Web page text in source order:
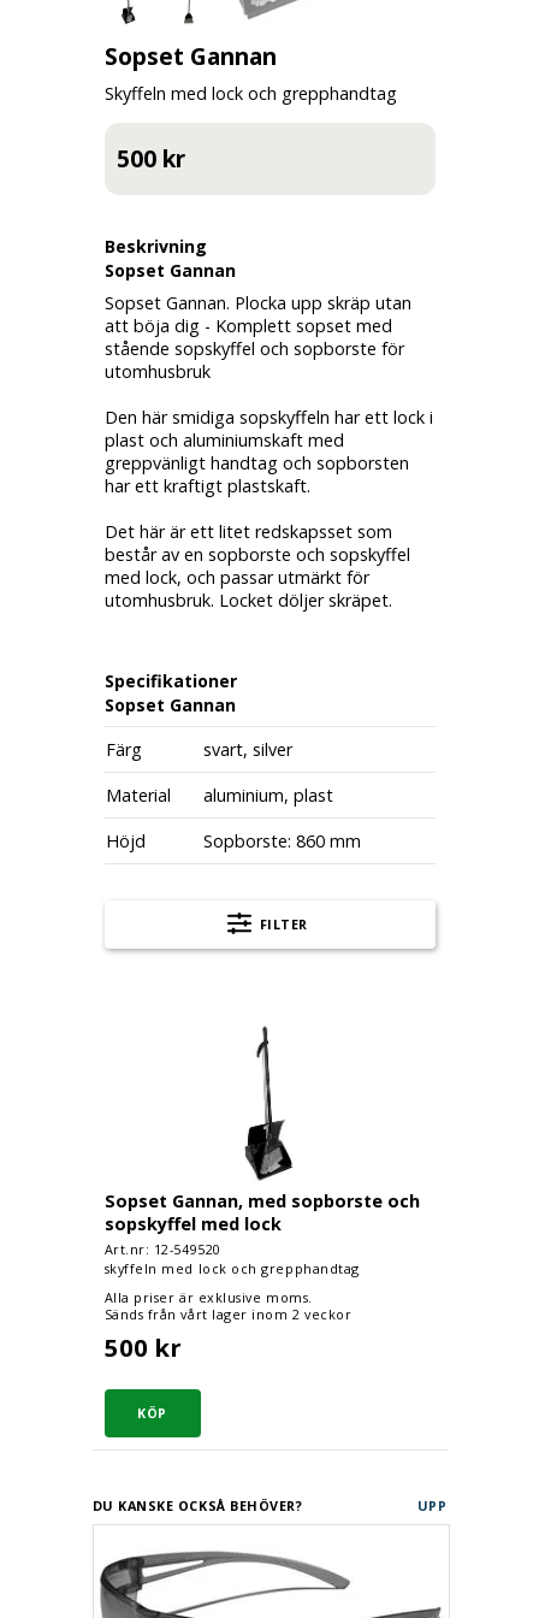
Sopset Gannan
Skyffeln med lock och grepphandtag
500 kr
Beskrivning
Sopset Gannan
Sopset Gannan. Plocka upp skräp utan
att böja dig - Komplett sopset med
stående sopskyffel och sopborste för
utomhusbruk
Den här smidiga sopskyffeln har ett lock i
plast och aluminiumskaft med
greppvänligt handtag och sopborsten
har ett kraftigt plastskaft.
Det här är ett litet redskapsset som
består av en sopborste och sopskyffel
med lock, och passar utmärkt för
utomhusbruk. Locket döljer skräpet.
Specifikationer
Sopset Gannan
Färg
svart, silver
Material
aluminium, plast
Höjd
Sopborste: 860 mm
FILTER
Sopset Gannan, med sopborste och
Sopset Gannan, med sopborste och
sopskyffel med lock
Art.nr: 12-549520
skyffeln med lock och grepphandtag
Alla priser är exklusive moms.
Sänds från vårt lager inom 2 veckor
500 kr
DU KANSKE OCKSÅ BEHÖVER? UPP